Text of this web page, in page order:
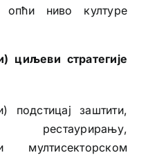
ниво културе
циљеви стратегије
подстицај заштити,
рестаурирању,
мултисекторском